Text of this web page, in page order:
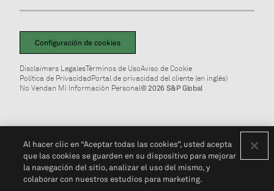
Configuración de cookies
Disclaimers LegalesTérminos de UsoAviso de Cookie
Política de PrivacidadPortal de privacidad del cliente (en inglés)
No Vendan Mi Información Personal© 2026 S&P Global
Al hacer clic en “Aceptar todas las cookies”, usted acepta
que las cookies se guarden en su dispositivo para mejorar
la navegación del sitio, analizar el uso del mismo, y
colaborar con nuestros estudios para marketing.